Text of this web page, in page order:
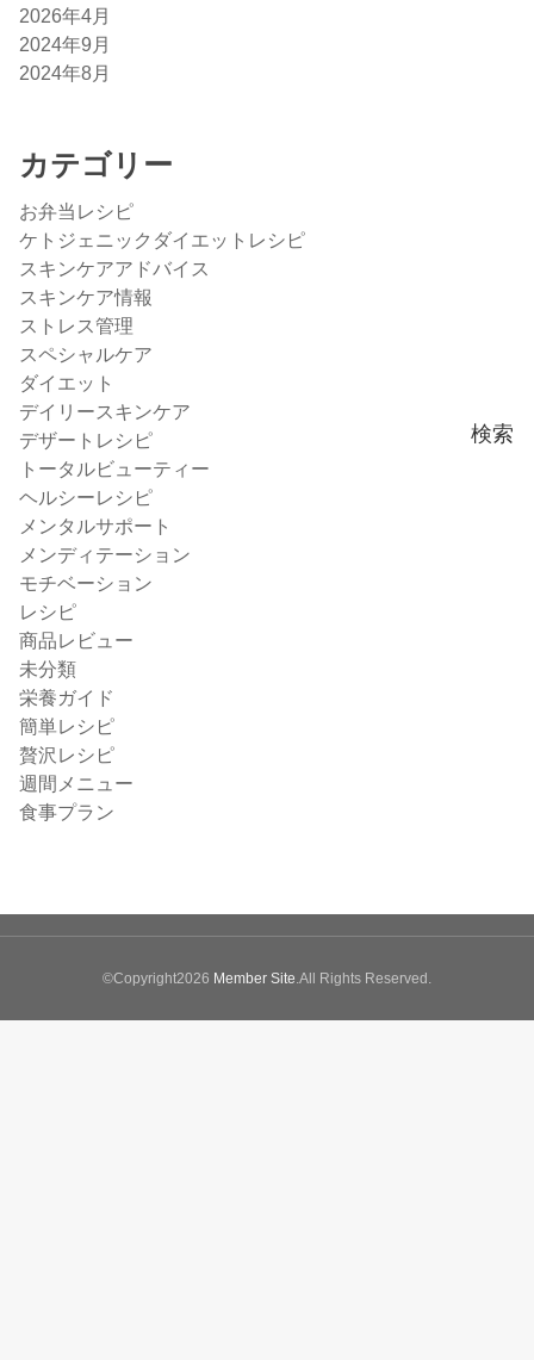
検索
2026年4月
2024年9月
2024年8月
カテゴリー
お弁当レシピ
ケトジェニックダイエットレシピ
スキンケアアドバイス
スキンケア情報
ストレス管理
スペシャルケア
ダイエット
デイリースキンケア
デザートレシピ
トータルビューティー
ヘルシーレシピ
メンタルサポート
メンディテーション
モチベーション
レシピ
商品レビュー
未分類
栄養ガイド
簡単レシピ
贅沢レシピ
週間メニュー
食事プラン
©Copyright2026 Member Site .All Rights Reserved.